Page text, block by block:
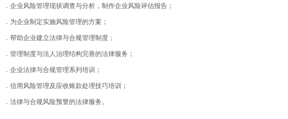
．企业风险管理现状调查与分析，制作企业风险评估报告；
．为企业制定实施风险管理的方案；
．帮助企业建立法律与合规管理制度；
．管理制度与法人治理结构完善的法律服务；
．企业法律与合规管理系列培训；
．信用风险管理及应收账款处理技巧培训；
．法律与合规风险预警的法律服务。